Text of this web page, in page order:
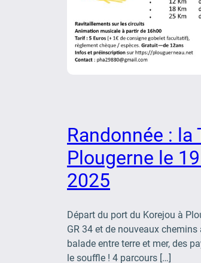
Randonnée : la
Plougerne le
2025
Départ du port du Korejou à
GR 34 et de nouveaux chemins
balade entre terre et mer, des
le souffle ! 4 parcours […]